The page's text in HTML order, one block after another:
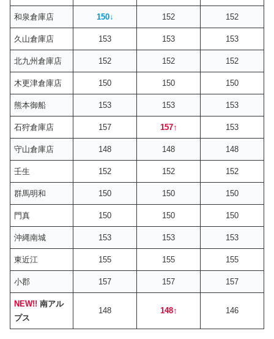
和泉倉庫店 150↓ 152 152
久山倉庫店 153 153 153
北九州倉庫店 152 152 152
木更津倉庫店 150 150 150
熊本御船 153 153 153
石狩倉庫店 157 157↑ 153
守山倉庫店 148 148 148
壬生 152 152 152
群馬明和 150 150 150
門真 150 150 150
沖縄南城 153 153 153
東近江 155 155 155
小郡 157 157 157
NEW!! 南アル
プス
148 148↑ 146